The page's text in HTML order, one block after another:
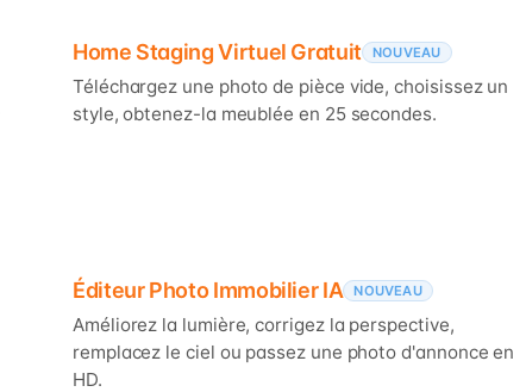
Home Staging Virtuel Gratuit NOUVEAU
Téléchargez une photo de pièce vide, choisissez un
style, obtenez-la meublée en 25 secondes.
Éditeur Photo Immobilier IA NOUVEAU
Améliorez la lumière, corrigez la perspective,
remplacez le ciel ou passez une photo d'annonce en
HD.